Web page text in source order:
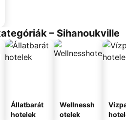
– Sihanoukville
Állatbarát
hotelek
Wellnessh
otelek